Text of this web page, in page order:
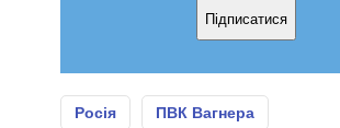
Підписатися
Росія ПВК Вагнера